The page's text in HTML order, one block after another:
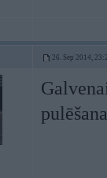
26. Sep 2014,